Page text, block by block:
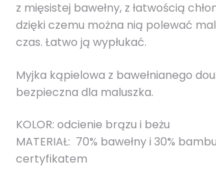
z mięsistej bawełny, z łatwością
dzięki czemu można nią polewać
czas. Łatwo ją wypłukać.
Myjka kąpielowa z bawełnianego
bezpieczna dla maluszka.
KOLOR: odcienie brązu i beżu
MATERIAŁ: 70% bawełny i 30%
certyfikatem